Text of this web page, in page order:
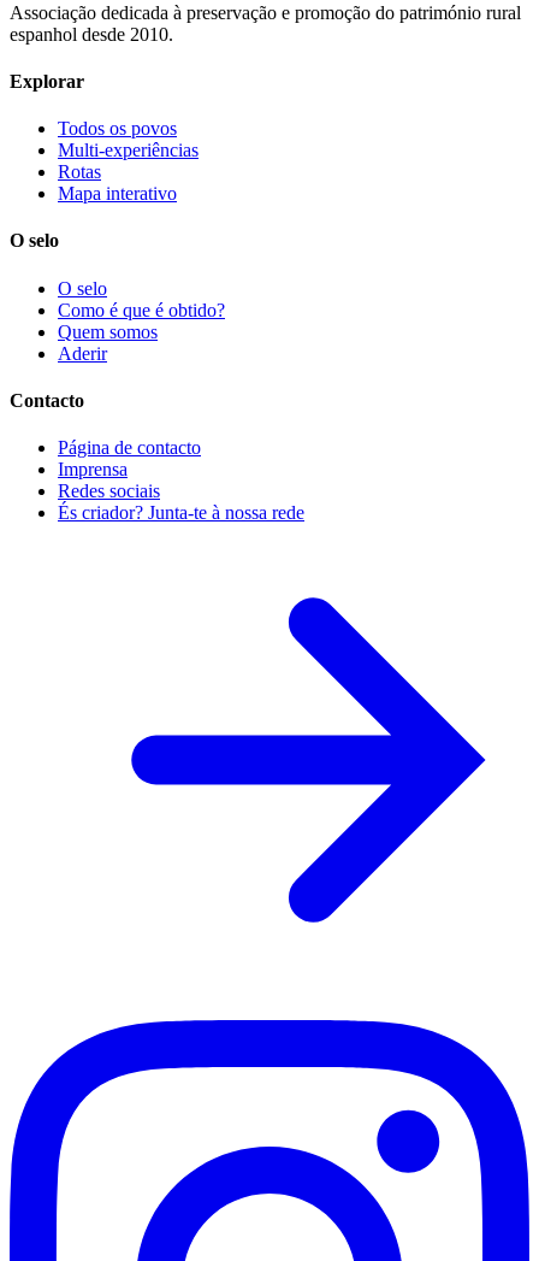
Associação dedicada à preservação e promoção do património rural
espanhol desde 2010.
Explorar
Todos os povos
Multi-experiências
Rotas
Mapa interativo
O selo
O selo
Como é que é obtido?
Quem somos
Aderir
Contacto
Página de contacto
Imprensa
Redes sociais
És criador? Junta-te à nossa rede